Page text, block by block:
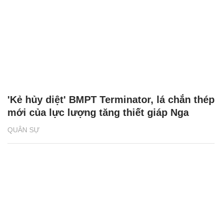
QUÂN SỰ
'Kẻ hủy diệt' BMPT Terminator, lá chắn thép
mới của lực lượng tăng thiết giáp Nga